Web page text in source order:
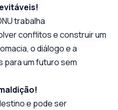
trabalha
conflitos e construir um
o diálogo e a
para um futuro sem
e pode ser